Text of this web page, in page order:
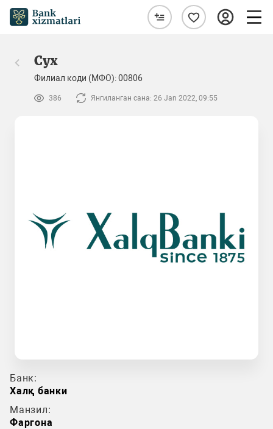
Сух
Филиал коди (МФО): 00806
386 Янгиланган сана: 26 Jan 2022, 09:55
Банк:
Халқ банки
Манзил:
Фаргона